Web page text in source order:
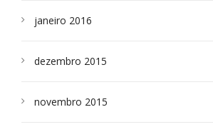
janeiro 2016
dezembro 2015
novembro 2015